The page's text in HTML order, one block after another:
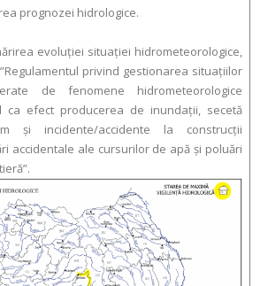
prognozei hidrologice.
evoluției situației hidrometeorologice,
privind gestionarea situațiilor
de fenomene hidrometeorologice
ca efect producerea de inundații, secetă
și incidente/accidente la construcții
accidentale ale cursurilor de apă și poluări